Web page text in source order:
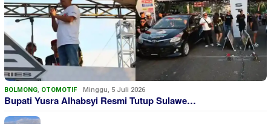
BOLMONG, OTOMOTIF Minggu, 5 Juli 2026
Bupati Yusra Alhabsyi Resmi Tutup Sulawe…